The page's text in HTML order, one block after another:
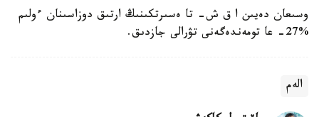
وسىعان دەيىن ا ق ش- تا ەسىرتكىنىڭ ارتىق دوزاسىنان ءولىم
%27- عا تومەندەگەنى تۋرالى جازدىق.
الەم